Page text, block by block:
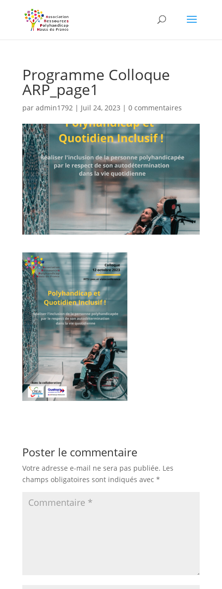
content
Programme Colloque
ARP_page1
par admin1792| Juil 24, 2023 | 0 commentaires
Poster le commentaire
Votre adresse e-mail ne sera pas publiée. Les
champs obligatoires sont indiqués avec *